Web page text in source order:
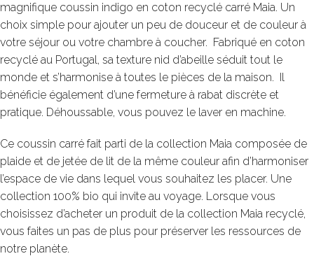
magnifique coussin indigo en coton recyclé carré Maia. Un
choix simple pour ajouter un peu de douceur et de couleur à
votre séjour ou votre chambre à coucher. Fabriqué en coton
recyclé au Portugal, sa texture nid d’abeille séduit tout le
monde et s’harmonise à toutes le pièces de la maison. Il
bénéficie également d’une fermeture à rabat discrète et
pratique. Déhoussable, vous pouvez le laver en machine.
Ce coussin carré fait parti de la collection Maia composée de
plaide et de jetée de lit de la même couleur afin d’harmoniser
l’espace de vie dans lequel vous souhaitez les placer. Une
collection 100% bio qui invite au voyage. Lorsque vous
choisissez d’acheter un produit de la collection Maia recyclé,
vous faites un pas de plus pour préserver les ressources de
notre planète.